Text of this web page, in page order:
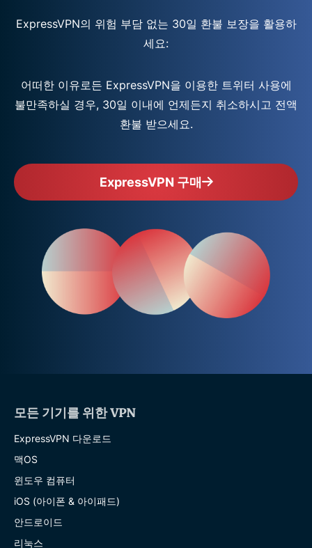
ExpressVPN의 위험 부담 없는 30일 환불 보장을 활용하
세요:
어떠한 이유로든 ExpressVPN을 이용한 트위터 사용에
불만족하실 경우, 30일 이내에 언제든지 취소하시고 전액
환불 받으세요.
ExpressVPN 구매
모든 기기를 위한 VPN
ExpressVPN 다운로드
맥OS
윈도우 컴퓨터
iOS (아이폰 & 아이패드)
안드로이드
리눅스